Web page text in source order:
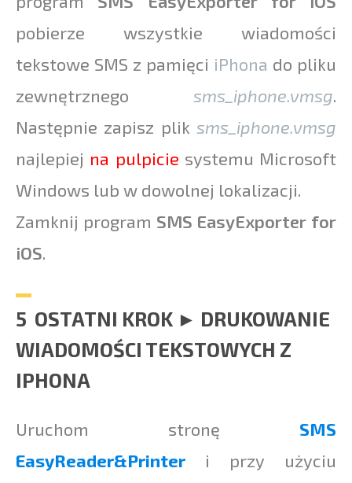
pobierze wszystkie wiadomości
tekstowe SMS z pamięci iPhona do pliku
zewnętrznego sms_iphone.vmsg.
Następnie zapisz plik sms_iphone.vmsg
najlepiej na pulpicie systemu Microsoft
Windows lub w dowolnej lokalizacji.
Zamknij program SMS EasyExporter for
iOS.
5 OSTATNI KROK ► DRUKOWANIE
WIADOMOŚCI TEKSTOWYCH Z
IPHONA
Uruchom stronę SMS
EasyReader&Printer i przy użyciu